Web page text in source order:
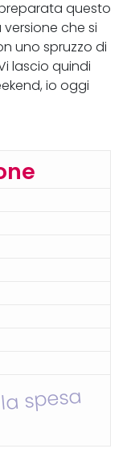
questo
che si
uno spruzzo di
lascio quindi
io oggi
spesa